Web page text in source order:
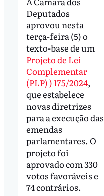
Deputados
aprovou nesta
terça-feira (5) o
texto-base de um
Projeto de Lei
Complementar
(PLP) ) 175/2024,
que estabelece
novas diretrizes
para a execução das
emendas
parlamentares. O
projeto foi
aprovado com 330
votos favoráveis e
74 contrários.